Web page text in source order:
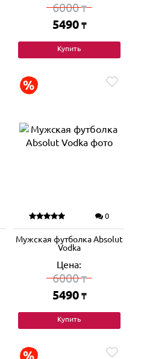
6000₸
5490 ₸
Купить
0
Мужская футболка Absolut
Vodka
Цена:
6000₸
5490 ₸
Купить